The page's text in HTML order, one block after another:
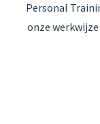
Personal
onze